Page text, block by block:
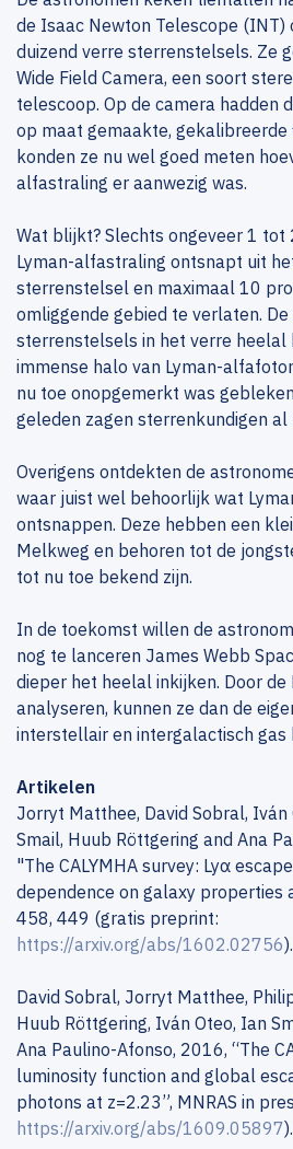
de Isaac Newton Telescope (INT)
duizend verre sterrenstelsels. Ze
Wide Field Camera, een soort
telescoop. Op de camera hadden
op maat gemaakte,
konden ze nu wel goed meten
alfastraling er aanwezig was.
Wat blijkt? Slechts ongeveer 1 tot
Lyman-alfastraling ontsnapt uit
sterrenstelsel en maximaal 10
omliggende gebied te verlaten. De
sterrenstelsels in het verre heelal
immense halo van Lyman-
nu toe onopgemerkt was
geleden zagen sterrenkundigen al
Overigens ontdekten de
waar juist wel behoorlijk wat
ontsnappen. Deze hebben een
Melkweg en behoren tot de
tot nu toe bekend zijn.
In de toekomst willen de
nog te lanceren James Webb
dieper het heelal inkijken. Door
analyseren, kunnen ze dan de
interstellair en intergalactisch gas
Artikelen
Jorryt Matthee, David Sobral, Iván
Smail, Huub Röttgering and Ana
"The CALYMHA survey: Lyα
dependence on galaxy properties
458, 449 (gratis preprint:
https://arxiv.org/abs/1602.02756).
David Sobral, Jorryt Matthee,
Huub Röttgering, Iván Oteo, Ian
Ana Paulino-Afonso, 2016, “The
luminosity function and global
photons at z=2.23”, MNRAS in
https://arxiv.org/abs/1609.05897).